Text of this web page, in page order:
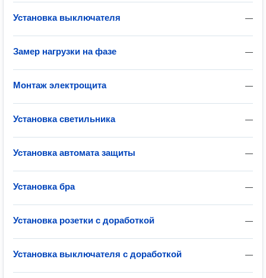
—
Установка выключателя
—
Замер нагрузки на фазе
—
Монтаж электрощита
—
Установка светильника
—
Установка автомата защиты
—
Установка бра
—
Установка розетки с доработкой
—
Установка выключателя с доработкой